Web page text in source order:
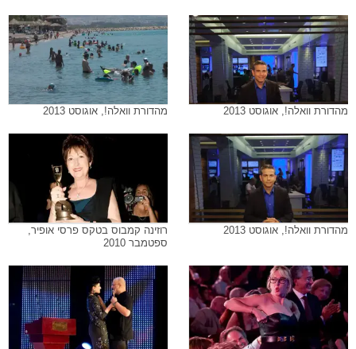
מהדורת וואלה!, אוגוסט 2013 מהדורת וואלה!, אוגוסט 2013
מהדורת וואלה!, אוגוסט 2013
רוזינה קמבוס בטקס פרסי אופיר,
ספטמבר 2010